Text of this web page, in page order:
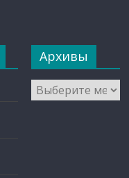
Архивы
Архивы